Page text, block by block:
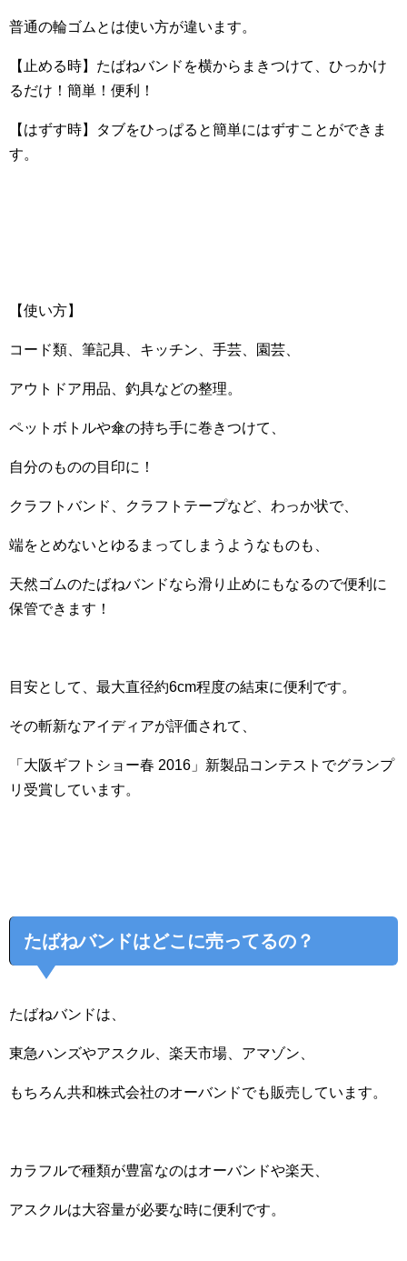
普通の輪ゴムとは使い方が違います。
【止める時】たばねバンドを横からまきつけて、ひっかけ
るだけ！簡単！便利！
【はずす時】タブをひっぱると簡単にはずすことができま
す。
【使い方】
コード類、筆記具、キッチン、手芸、園芸、
アウトドア用品、釣具などの整理。
ペットボトルや傘の持ち手に巻きつけて、
自分のものの目印に！
クラフトバンド、クラフトテープなど、わっか状で、
端をとめないとゆるまってしまうようなものも、
天然ゴムのたばねバンドなら滑り止めにもなるので便利に
保管できます！
目安として、最大直径約6cm程度の結束に便利です。
その斬新なアイディアが評価されて、
「大阪ギフトショー春 2016」新製品コンテストでグランプ
リ受賞しています。
たばねバンドはどこに売ってるの？
たばねバンドは、
東急ハンズやアスクル、楽天市場、アマゾン、
もちろん共和株式会社のオーバンドでも販売しています。
カラフルで種類が豊富なのはオーバンドや楽天、
アスクルは大容量が必要な時に便利です。